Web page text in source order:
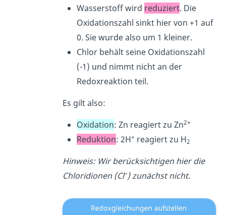
Wasserstoff wird reduziert. Die
Oxidationszahl sinkt hier von +1 auf
0. Sie wurde also um 1 kleiner.
Chlor behält seine Oxidationszahl
(-1) und nimmt nicht an der
Redoxreaktion teil.
Es gilt also:
Oxidation: Zn reagiert zu Zn2+
Reduktion: 2H+ reagiert zu H2
Hinweis: Wir berücksichtigen hier die
Chloridionen (Cl–) zunächst nicht.